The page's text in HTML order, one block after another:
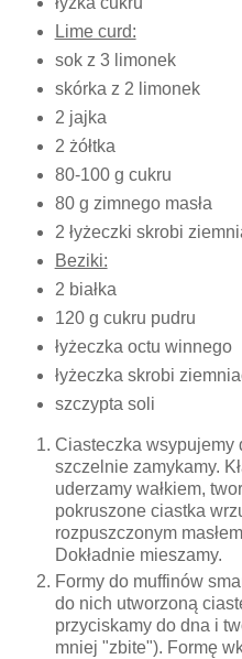
Lime curd:
sok z 3 limonek
skórka z 2 limonek
2 jajka
2 żółtka
80-100 g cukru
80 g zimnego masła
2 łyżeczki skrobi
Beziki:
2 białka
120 g cukru pudru
łyżeczka octu winnego
łyżeczka skrobi
szczypta soli
Ciasteczka wsypujemy
szczelnie zamykamy.
uderzamy wałkiem,
pokruszone ciastka
rozpuszczonym
Dokładnie mieszamy.
Formy do muffinów
do nich utworzoną
przyciskamy do dna i
mniej "zbite"). Formę